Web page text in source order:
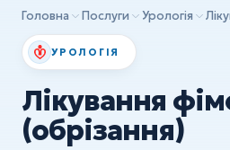
Ендокринологія
Cтоматологія
Вакцинація
Консультації лікарів
УЗД
ХІРУРГІЯ
Дитяча хірургія
Ортопедія та
Головна Послуги Урологія
УРОЛОГІЯ
Лікування
(обрізання)